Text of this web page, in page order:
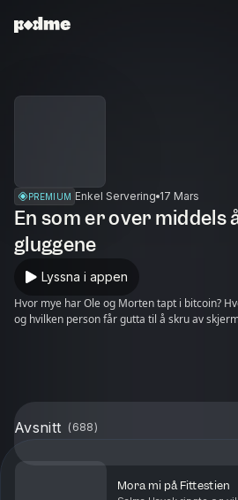
PREMIUM Enkel Servering 17 Mars
En som er over middels
gluggene
Lyssna i appen
Hvor mye har Ole og Morten tapt i bitcoin?
og hvilken person får gutta til å skru av
Avsnitt ( 688)
Mora mi på Fittestien